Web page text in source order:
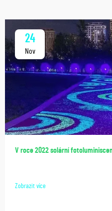
24
Nov
V roce 2022 solární
Zobrazit více